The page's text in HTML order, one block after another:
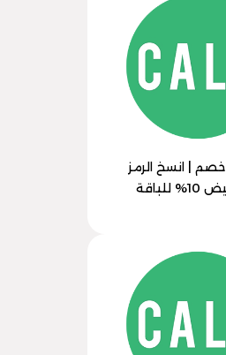
calo code خصم | انسخ الرمز
(CA1) | تخفيض 10% للباقة